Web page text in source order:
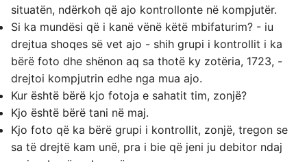
situatën, ndërkoh që ajo kontrollonte në kompjutër.
Si ka mundësi që i kanë vënë këtë mbifaturim? - iu
drejtua shoqes së vet ajo - shih grupi i kontrollit i ka
bërë foto dhe shënon aq sa thotë ky zotëria, 1723, -
drejtoi kompjutrin edhe nga mua ajo.
Kur është bërë kjo fotoja e sahatit tim, zonjë?
Kjo është bërë tani në maj.
Kjo foto që ka bërë grupi i kontrollit, zonjë, tregon se
sa të drejtë kam unë, pra i bie që jeni ju debitor ndaj